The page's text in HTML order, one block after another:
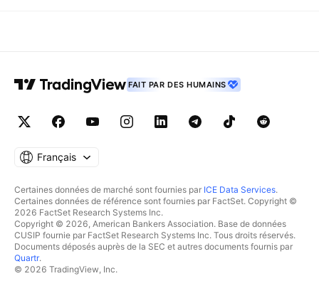
FAIT PAR DES HUMAINS
Français
Certaines données de marché sont fournies par ICE Data Services.
Certaines données de référence sont fournies par FactSet. Copyright ©
2026 FactSet Research Systems Inc.
Copyright © 2026, American Bankers Association. Base de données
CUSIP fournie par FactSet Research Systems Inc. Tous droits réservés.
Documents déposés auprès de la SEC et autres documents fournis par
Quartr.
© 2026 TradingView, Inc.